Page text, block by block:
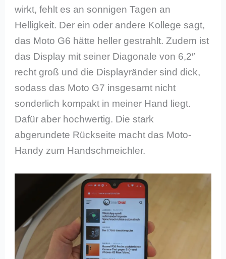
wirkt, fehlt es an sonnigen Tagen an
Helligkeit. Der ein oder andere Kollege sagt,
das Moto G6 hätte heller gestrahlt. Zudem ist
das Display mit seiner Diagonale von 6,2″
recht groß und die Displayränder sind dick,
sodass das Moto G7 insgesamt nicht
sonderlich kompakt in meiner Hand liegt.
Dafür aber hochwertig. Die stark
abgerundete Rückseite macht das Moto-
Handy zum Handschmeichler.